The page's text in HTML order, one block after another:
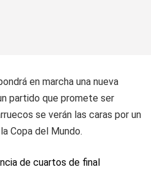
en marcha una nueva
partido que promete ser
se verán las caras por un
Copa del Mundo.